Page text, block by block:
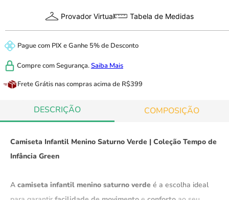
Provador Virtual Tabela de Medidas
Pague com PIX eGanhe 5% de Desconto
Compre comSegurança.Saiba Mais
Frete Grátis nas compras acima de R$399
DESCRIÇÃO COMPOSIÇÃO
Camiseta Infantil Menino Saturno Verde | Coleção Tempo de
Infância Green
A camiseta infantil menino saturno verde é a escolha ideal